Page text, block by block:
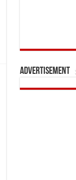
Advertisement